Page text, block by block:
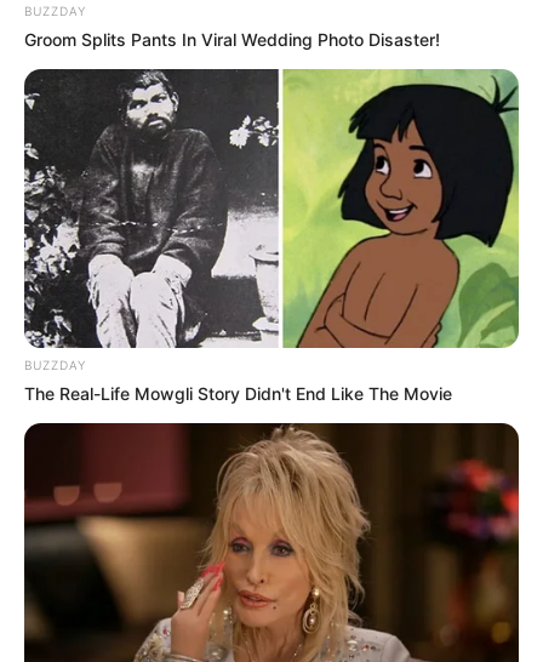
Fail! 10 Potret Makanan Gagal
Dimasak yang Bikin Kamu
Nggak Selera
10 Pose Manekin Anti
Mainstream yang Konyol
Banget
BUZZDAY
Groom Splits Pants In Viral Wedding Photo Disaster!
BUZZDAY
The Real-Life Mowgli Story Didn't End Like The Movie